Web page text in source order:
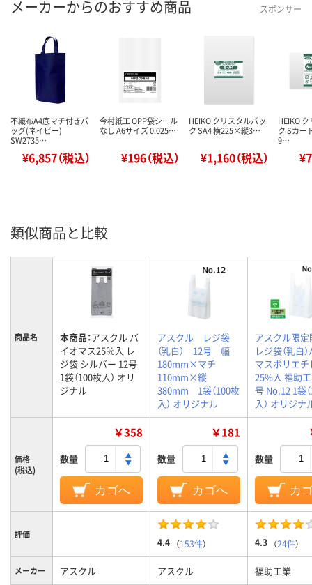
メーカーからのおすすめ商品 スポンサー
不織布A4底マチ付きバ
ッグ(ネイビー)
SW2735…
¥6,857（税込）
今村紙工 OPP袋シール
なし A6サイズ 0.025…
¥196（税込）
HEIKO クリスタルパッ
ク SA4 横225×縦3…
¥1,160（税込）
HEIKO
ク Sカー
9…
類似商品と比較
商品名 本商品：アスクル バ
イオマス25％入 レ
ジ袋 シルバー 12号
1袋（100枚入） オリ
ジナル
アスクル レジ袋
（乳白） 12号 幅
180mm×マチ
110mm×縦
380mm 1袋（100枚
入） オリジナル
アスクル限定
レジ袋（乳白
マスポリエチ
25%入 福助
号 No.12 1袋
入） オリジナ
価格
(税込)
￥358
数量
カゴへ
￥181
数量
カゴへ
数量
カ
評価
4.4 （153件） 4.3 （24件）
メーカー アスクル アスクル 福助工業